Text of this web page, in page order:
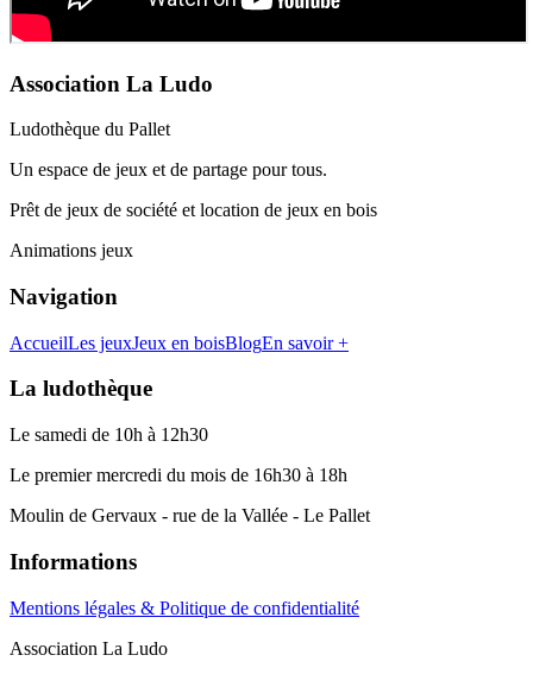
Association La Ludo
Ludothèque du Pallet
Un espace de jeux et de partage pour tous.
Prêt de jeux de société et location de jeux en bois
Animations jeux
Navigation
AccueilLes jeuxJeux en boisBlogEn savoir +
La ludothèque
Le samedi de 10h à 12h30
Le premier mercredi du mois de 16h30 à 18h
Moulin de Gervaux - rue de la Vallée - Le Pallet
Informations
Mentions légales & Politique de confidentialité
Association La Ludo